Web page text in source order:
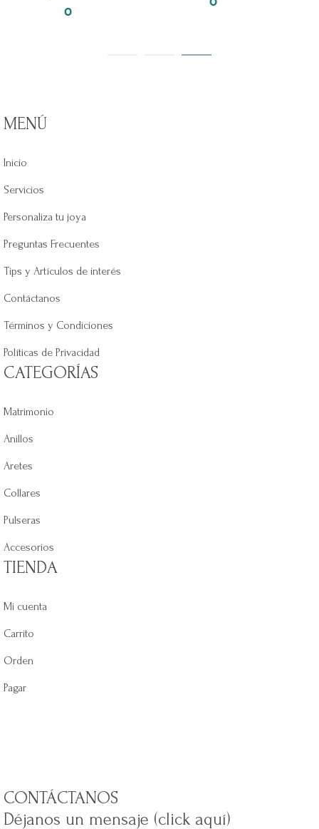
Rango
MENÚ
Inicio
Servicios
Personaliza tu joya
Preguntas Frecuentes
Tips y Artículos de interés
Contáctanos
Términos y Condiciones
Políticas de Privacidad
CATEGORÍAS
Matrimonio
Anillos
Aretes
Collares
Pulseras
Accesorios
TIENDA
Mi cuenta
Carrito
Orden
Pagar
CONTÁCTANOS
Déjanos un mensaje (click aquí)